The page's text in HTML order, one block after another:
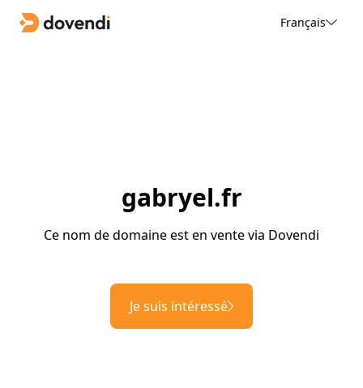
Français
gabryel.fr
Ce nom de domaine est en vente via Dovendi
Je suis intéressé